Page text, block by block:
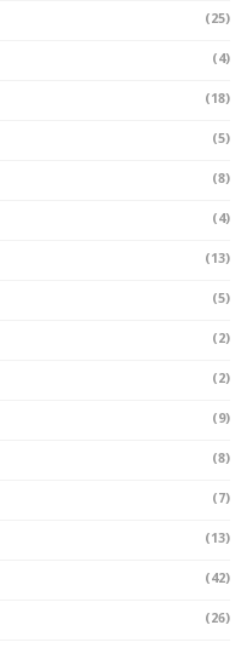
(25)
(4)
(18)
(5)
(8)
(4)
(13)
(5)
(2)
(2)
(9)
(8)
(7)
(13)
(42)
(26)